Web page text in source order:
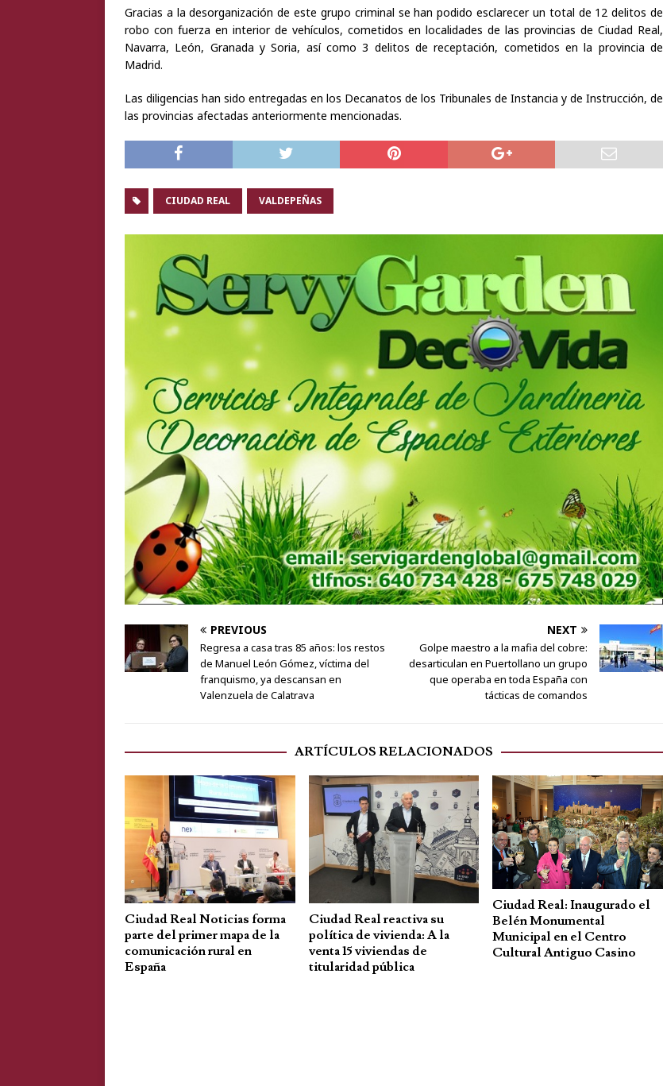
Gracias a la desorganización de este grupo criminal se han podido esclarecer un total de 12 delitos de
robo con fuerza en interior de vehículos, cometidos en localidades de las provincias de Ciudad Real,
Navarra, León, Granada y Soria, así como 3 delitos de receptación, cometidos en la provincia de
Madrid.
Las diligencias han sido entregadas en los Decanatos de los Tribunales de Instancia y de Instrucción, de
las provincias afectadas anteriormente mencionadas.
CIUDAD REAL VALDEPEÑAS
PREVIOUS
Regresa a casa tras 85 años: los restos
de Manuel León Gómez, víctima del
franquismo, ya descansan en
Valenzuela de Calatrava
NEXT
Golpe maestro a la mafia del cobre:
desarticulan en Puertollano un grupo
que operaba en toda España con
tácticas de comandos
ARTÍCULOS RELACIONADOS
Ciudad Real Noticias forma
parte del primer mapa de la
comunicación rural en
España
Ciudad Real reactiva su
política de vivienda: A la
venta 15 viviendas de
titularidad pública
Ciudad Real: Inaugurado el
Belén Monumental
Municipal en el Centro
Cultural Antiguo Casino